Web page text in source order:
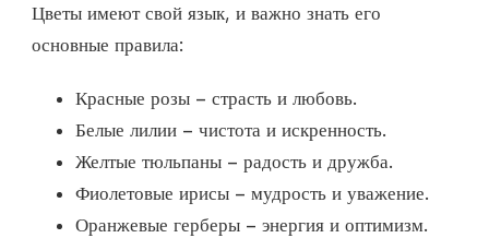
Цветы имеют свой язык, и важно знать его
основные правила:
Красные розы – страсть и любовь.
Белые лилии – чистота и искренность.
Желтые тюльпаны – радость и дружба.
Фиолетовые ирисы – мудрость и уважение.
Оранжевые герберы – энергия и оптимизм.